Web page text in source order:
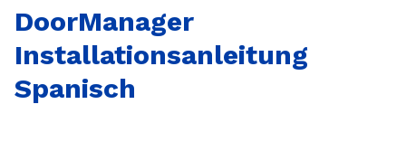
DoorManager
Installationsanleitung
Spanisch